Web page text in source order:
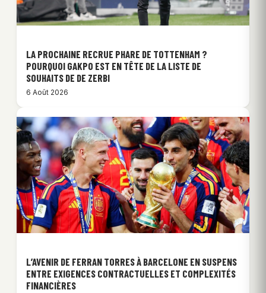
LA PROCHAINE RECRUE PHARE DE TOTTENHAM ?
POURQUOI GAKPO EST EN TÊTE DE LA LISTE DE
SOUHAITS DE DE ZERBI
6 Août 2026
L’AVENIR DE FERRAN TORRES À BARCELONE EN SUSPENS
ENTRE EXIGENCES CONTRACTUELLES ET COMPLEXITÉS
FINANCIÈRES